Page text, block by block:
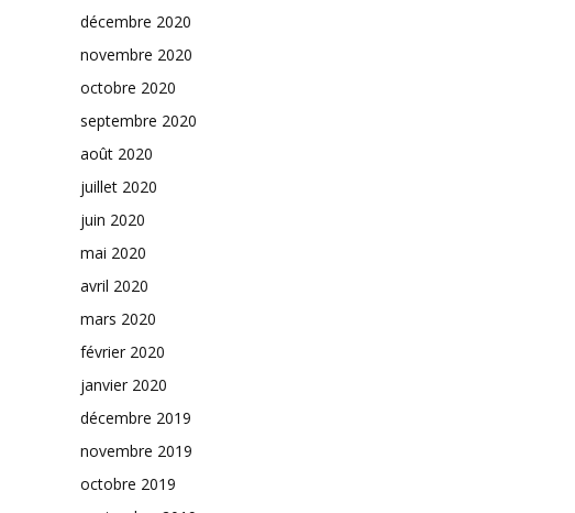
décembre 2020
novembre 2020
octobre 2020
septembre 2020
août 2020
juillet 2020
juin 2020
mai 2020
avril 2020
mars 2020
février 2020
janvier 2020
décembre 2019
novembre 2019
octobre 2019